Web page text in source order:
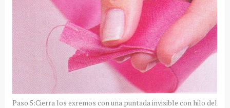
Paso 5:Cierra los exremos con una puntada invisible con hilo del